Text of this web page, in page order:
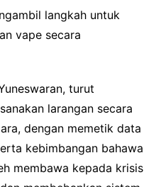
langkah untuk
vape secara
turut
larangan secara
dengan memetik data
kebimbangan bahawa
membawa kepada krisis